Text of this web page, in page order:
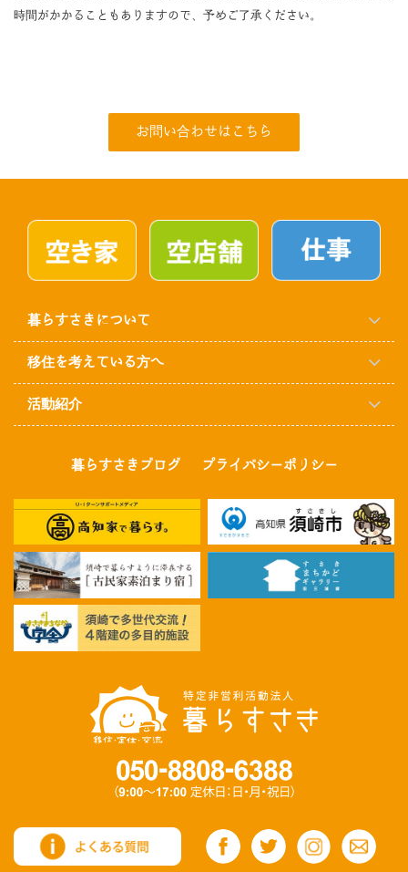
時間がかかることもありますので、予めご了承ください。
お問い合わせはこちら
暮らすさきについて
移住を考えている方へ
活動紹介
暮らすさきブログ プライバシーポリシー